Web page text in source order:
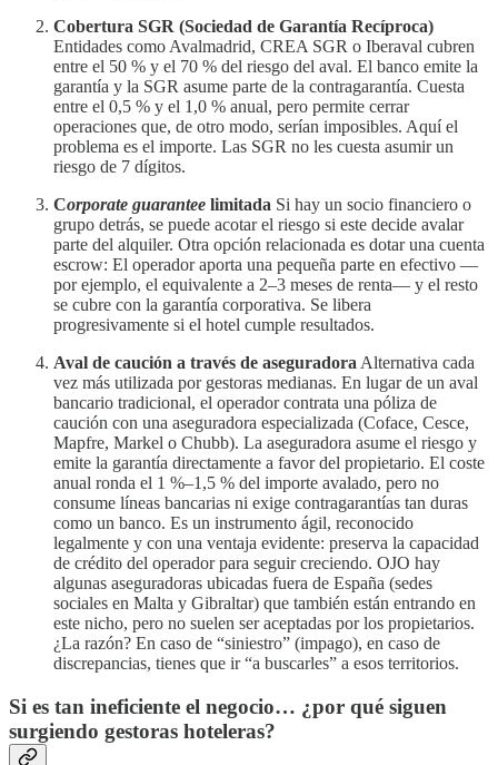
Cobertura SGR (Sociedad de Garantía Recíproca)
Entidades como Avalmadrid, CREA SGR o Iberaval cubren
entre el 50 % y el 70 % del riesgo del aval. El banco emite la
garantía y la SGR asume parte de la contragarantía. Cuesta
entre el 0,5 % y el 1,0 % anual, pero permite cerrar
operaciones que, de otro modo, serían imposibles. Aquí el
problema es el importe. Las SGR no les cuesta asumir un
riesgo de 7 dígitos.
Corporate guarantee limitada Si hay un socio financiero o
grupo detrás, se puede acotar el riesgo si este decide avalar
parte del alquiler. Otra opción relacionada es dotar una cuenta
escrow: El operador aporta una pequeña parte en efectivo —
por ejemplo, el equivalente a 2–3 meses de renta— y el resto
se cubre con la garantía corporativa. Se libera
progresivamente si el hotel cumple resultados.
Aval de caución a través de aseguradora Alternativa cada
vez más utilizada por gestoras medianas. En lugar de un aval
bancario tradicional, el operador contrata una póliza de
caución con una aseguradora especializada (Coface, Cesce,
Mapfre, Markel o Chubb). La aseguradora asume el riesgo y
emite la garantía directamente a favor del propietario. El coste
anual ronda el 1 %–1,5 % del importe avalado, pero no
consume líneas bancarias ni exige contragarantías tan duras
como un banco. Es un instrumento ágil, reconocido
legalmente y con una ventaja evidente: preserva la capacidad
de crédito del operador para seguir creciendo. OJO hay
algunas aseguradoras ubicadas fuera de España (sedes
sociales en Malta y Gibraltar) que también están entrando en
este nicho, pero no suelen ser aceptadas por los propietarios.
¿La razón? En caso de “siniestro” (impago), en caso de
discrepancias, tienes que ir “a buscarles” a esos territorios.
Si es tan ineficiente el negocio… ¿por qué siguen
surgiendo gestoras hoteleras?